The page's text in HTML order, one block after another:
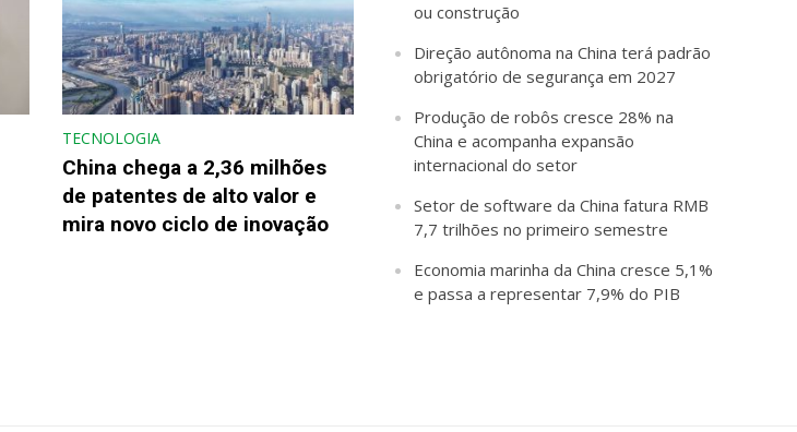
TECNOLOGIA
China chega a 2,36 milhões
de patentes de alto valor e
mira novo ciclo de inovação
ou construção
Direção autônoma na China terá padrão
obrigatório de segurança em 2027
Produção de robôs cresce 28% na
China e acompanha expansão
internacional do setor
Setor de software da China fatura RMB
7,7 trilhões no primeiro semestre
Economia marinha da China cresce 5,1%
e passa a representar 7,9% do PIB